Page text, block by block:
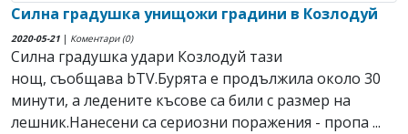
Силна градушка унищожи градини в Козлодуй
2020-05-21 | Коментари (0)
Силна градушка удари Козлодуй тази
нощ, съобщава bTV.Бурята е продължила около 30
минути, а ледените късове са били с размер на
лешник.Нанесени са сериозни поражения - пропа ...